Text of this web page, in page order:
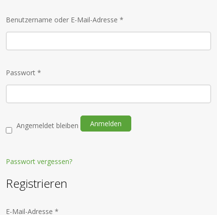
Benutzername oder E-Mail-Adresse*
Passwort*
Angemeldet bleiben Anmelden
Passwort vergessen?
Registrieren
E-Mail-Adresse*